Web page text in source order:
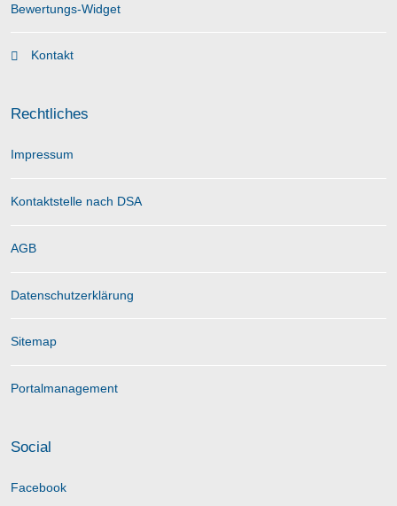
Bewertungs-Widget
Kontakt
Rechtliches
Impressum
Kontaktstelle nach DSA
AGB
Datenschutzerklärung
Sitemap
Portalmanagement
Social
Facebook